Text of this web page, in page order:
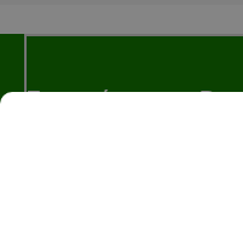
Σχετικά με την